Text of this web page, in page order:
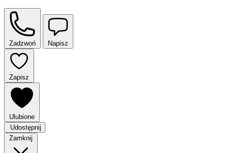
Zadzwoń Napisz
Zapisz
Ulubione
Udostępnij
Zamknij